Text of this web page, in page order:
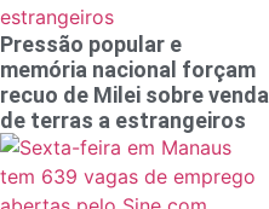
Pressão popular e
memória nacional forçam
recuo de Milei sobre venda
de terras a estrangeiros